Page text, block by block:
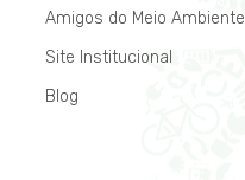
Amigos do Meio Ambiente
Site Institucional
Blog